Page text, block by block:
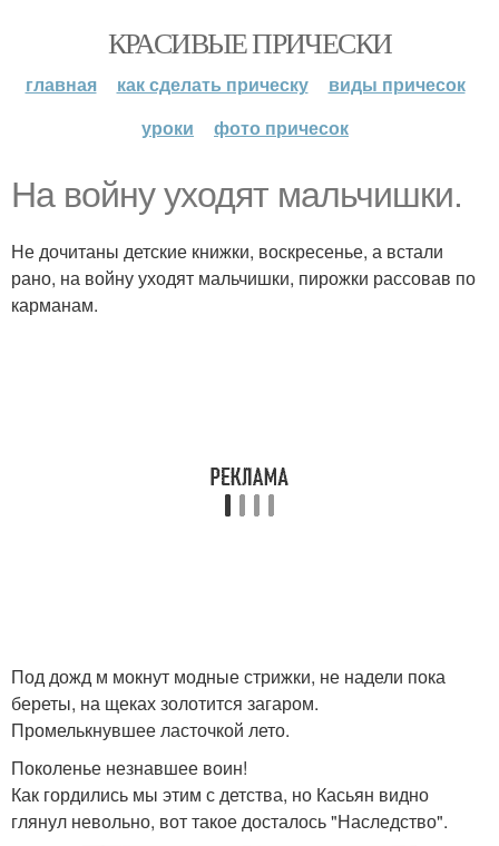
КРАСИВЫЕ ПРИЧЕСКИ
главная как сделать прическу
виды причесок
уроки
фото причесок
На войну уходят мальчишки.
Не дочитаны детские книжки, воскресенье, а встали
рано, на войну уходят мальчишки, пирожки рассовав по
карманам.
Под дожд м мокнут модные стрижки, не надели пока
береты, на щеках золотится загаром.
Промелькнувшее ласточкой лето.
Поколенье незнавшее воин!
Как гордились мы этим с детства, но Касьян видно
глянул невольно, вот такое досталось "Наследство".